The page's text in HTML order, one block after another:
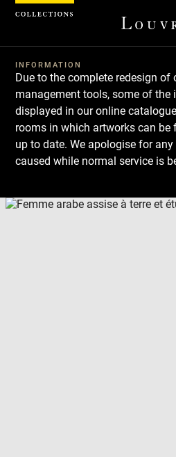
INFORMATION
Due to the complete redesign of
management tools, some of the
displayed in our online
rooms in which artworks can be
up to date. We apologise for
caused while normal service is
Download
Next
Previous
Cookies management panel